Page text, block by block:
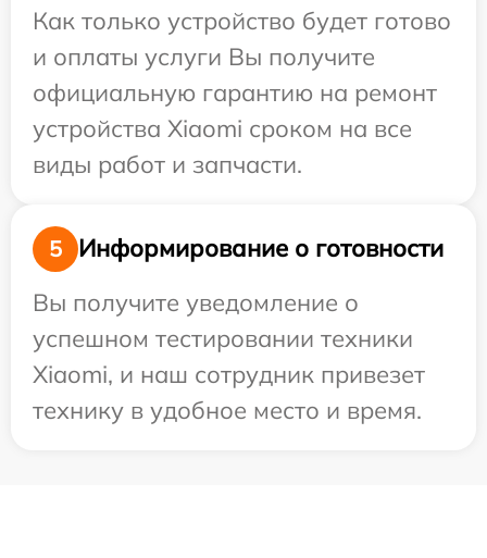
Как только устройство будет готово
и оплаты услуги Вы получите
официальную гарантию на ремонт
устройства Xiaomi сроком на все
виды работ и запчасти.
5
Информирование о готовности
Вы получите уведомление о
успешном тестировании техники
Xiaomi, и наш сотрудник привезет
технику в удобное место и время.